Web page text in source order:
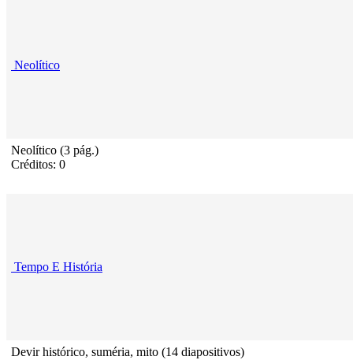
Neolítico
Neolítico (3 pág.)
Créditos: 0
Tempo E História
Devir histórico, suméria, mito (14 diapositivos)